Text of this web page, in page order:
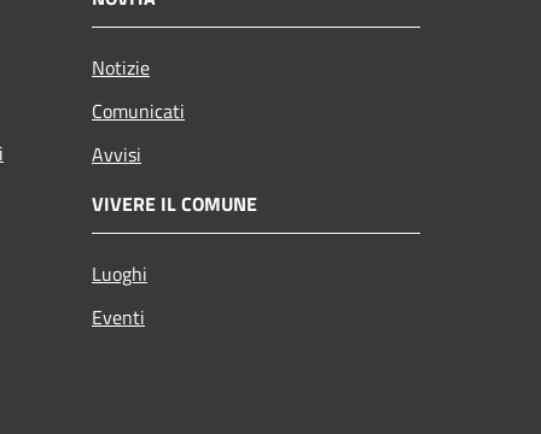
Notizie
Comunicati
Avvisi
VIVERE IL COMUNE
Luoghi
Eventi